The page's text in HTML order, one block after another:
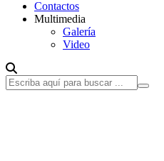
Contactos
Multimedia
Galería
Video